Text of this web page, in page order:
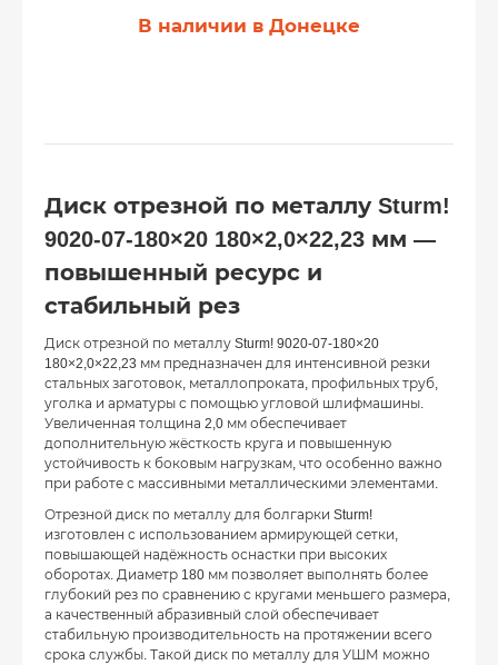
В наличии в Донецке
Диск отрезной по металлу Sturm!
9020-07-180×20 180×2,0×22,23 мм —
повышенный ресурс и
стабильный рез
Диск отрезной по металлу Sturm! 9020-07-180×20
180×2,0×22,23 мм предназначен для интенсивной резки
стальных заготовок, металлопроката, профильных труб,
уголка и арматуры с помощью угловой шлифмашины.
Увеличенная толщина 2,0 мм обеспечивает
дополнительную жёсткость круга и повышенную
устойчивость к боковым нагрузкам, что особенно важно
при работе с массивными металлическими элементами.
Отрезной диск по металлу для болгарки Sturm!
изготовлен с использованием армирующей сетки,
повышающей надёжность оснастки при высоких
оборотах. Диаметр 180 мм позволяет выполнять более
глубокий рез по сравнению с кругами меньшего размера,
а качественный абразивный слой обеспечивает
стабильную производительность на протяжении всего
срока службы. Такой диск по металлу для УШМ можно